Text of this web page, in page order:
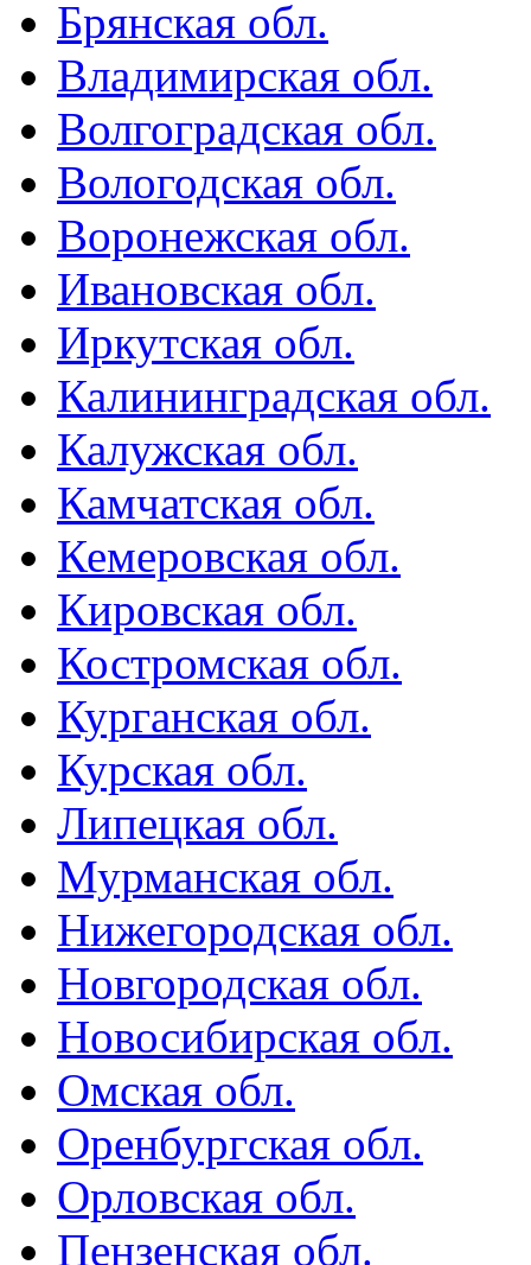
Брянская обл.
Владимирская обл.
Волгоградская обл.
Вологодская обл.
Воронежская обл.
Ивановская обл.
Иркутская обл.
Калининградская обл.
Калужская обл.
Камчатская обл.
Кемеровская обл.
Кировская обл.
Костромская обл.
Курганская обл.
Курская обл.
Липецкая обл.
Мурманская обл.
Нижегородская обл.
Новгородская обл.
Новосибирская обл.
Омская обл.
Оренбургская обл.
Орловская обл.
Пензенская обл.